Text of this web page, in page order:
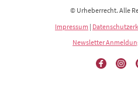
© Urheberrecht. Alle
Impressum |
Newsletter